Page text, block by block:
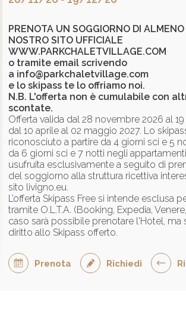
PRENOTA UN SOGGIORNO DI
NOSTRO SITO UFFICIALE
WWW.PARKCHALETVILLAGE.COM
o tramite email scrivendo
a info@parkchaletvillage.com
e lo skipass te lo offriamo noi.
N.B. L'offerta non è cumulabile con
scontate.
Offerta valida dal 28 novembre 2026 al
dal 10 aprile al 02 maggio 2027. Lo
riconosciuto a partire da 4 giorni sci e 5
da 6 giorni sci e 7 notti negli
usufruita esclusivamente a seguito di
del soggiorno alla struttura ricettiva
sito livigno.eu.
L’offerta Skipass Free si intende esclusa
tramite O.L.T.A. (Booking, Expedia,
caso sarà possibile prenotare l'Hotel, ma
diritto allo Skipass offerto.
Prenota Richiedi